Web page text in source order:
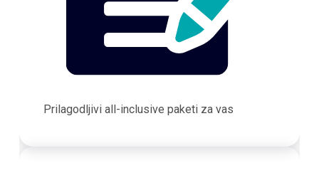
Prilagodljivi all-inclusive paketi za vas